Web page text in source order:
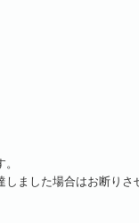
ました場合はお断りさ